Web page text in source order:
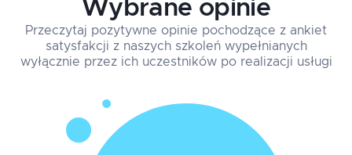
Wybrane opinie
Przeczytaj pozytywne opinie pochodzące z ankiet
satysfakcji z naszych szkoleń wypełnianych
wyłącznie przez ich uczestników po realizacji usługi